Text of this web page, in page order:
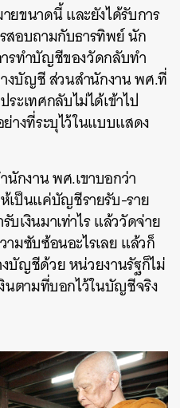
ยขนาดนี้ และยังได้รับการ
สอบถามกับธารทิพย์นัก
รทำบัญชีของวัดกลับทำ
างบัญชี ส่วนสำนักงาน พศ.ที่
เทศกลับไม่ได้เข้าไป
างที่ระบุไว้ในแบบแสดง
กงาน พศ.เขาบอกว่า
ป็นแค่บัญชีรายรับ-ราย
เงินมาเท่าไร แล้ววัดจ่าย
มซับซ้อนอะไรเลย แล้วก็
บัญชีด้วย หน่วยงานรัฐก็ไม่
นตามที่บอกไว้ในบัญชีจริง